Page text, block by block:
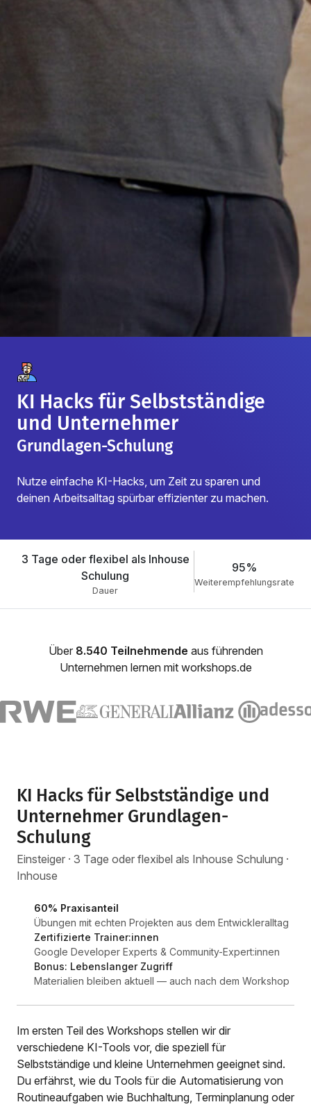
KI Hacks für Selbstständige
und Unternehmer
Grundlagen-Schulung
Nutze einfache KI-Hacks, um Zeit zu sparen und
deinen Arbeitsalltag spürbar effizienter zu machen.
3 Tage oder flexibel als Inhouse
Schulung
Dauer
95%
Weiterempfehlungsrate
Über 8.540 Teilnehmende aus führenden
Unternehmen lernen mit workshops.de
KI Hacks für Selbstständige und
Unternehmer Grundlagen-
Schulung
Einsteiger · 3 Tage oder flexibel als Inhouse Schulung ·
Inhouse
60% Praxisanteil
Übungen mit echten Projekten aus dem Entwickleralltag
Zertifizierte Trainer:innen
Google Developer Experts & Community-Expert:innen
Bonus: Lebenslanger Zugriff
Materialien bleiben aktuell — auch nach dem Workshop
Im ersten Teil des Workshops stellen wir dir
verschiedene KI-Tools vor, die speziell für
Selbstständige und kleine Unternehmen geeignet sind.
Du erfährst, wie du Tools für die Automatisierung von
Routineaufgaben wie Buchhaltung, Terminplanung oder